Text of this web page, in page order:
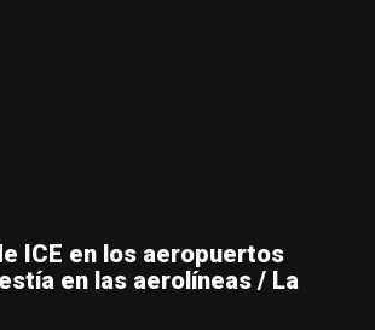
ICE en los aeropuertos
en las aerolíneas / La